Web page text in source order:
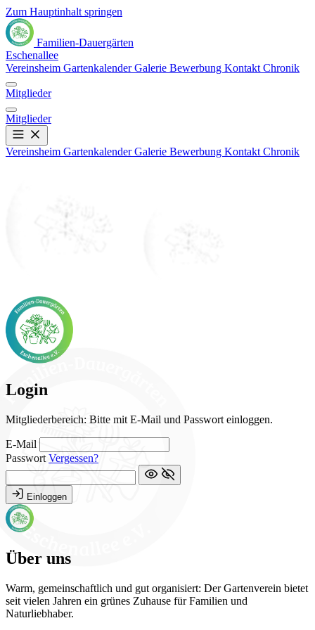
Zum Hauptinhalt springen
Familien-Dauergärten
Eschenallee
Vereinsheim GartenkalenderGalerie Bewerbung Kontakt Chronik
Mitglieder
Mitglieder
Vereinsheim GartenkalenderGalerie Bewerbung Kontakt Chronik
Login
Mitgliederbereich: Bitte mit E-Mail und Passwort einloggen.
E-Mail
Passwort Vergessen?
Einloggen
Über uns
Warm, gemeinschaftlich und gut organisiert: Der Gartenverein bietet
seit vielen Jahren ein grünes Zuhause für Familien und
Naturliebhaber.